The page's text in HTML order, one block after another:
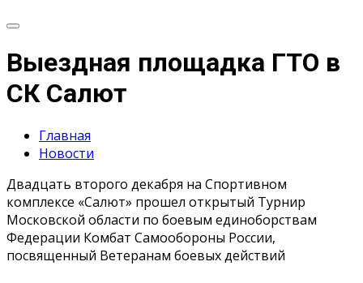
Выездная площадка ГТО в
СК Салют
Главная
Новости
Двадцать второго декабря на Спортивном
комплексе «Салют» прошел открытый Турнир
Московской области по боевым единоборствам
Федерации Комбат Самообороны России,
посвященный Ветеранам боевых действий